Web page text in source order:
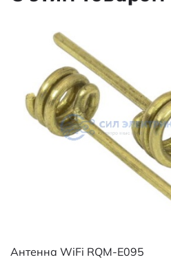
Антенна WiFi RQM-E095